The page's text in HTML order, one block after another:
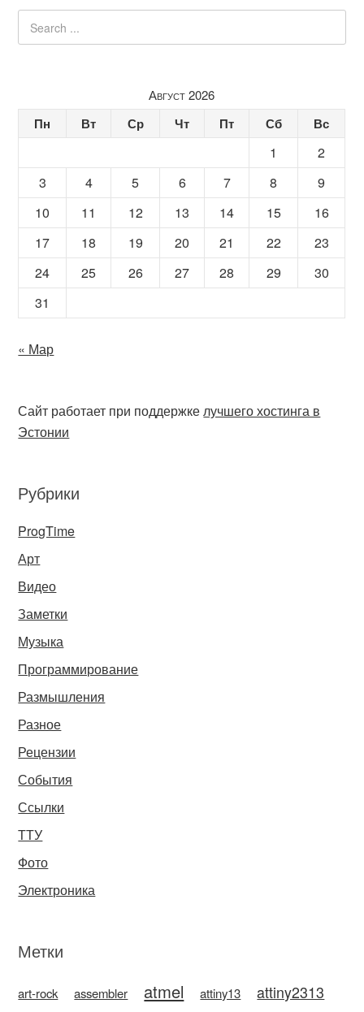
Август 2026
Пн Вт Ср Чт Пт Сб Вс
1
2
3
4 5 6 7 8
9
10
11 12 13 14 15
16
17
18 19 20 21 22
23
24
25 26 27 28 29
30
31
« Мар
Сайт работает при поддержкелучшего хостинга в
Эстонии
Рубрики
ProgTime
Арт
Видео
Заметки
Музыка
Программирование
Размышления
Разное
Рецензии
События
Ссылки
ТТУ
Фото
Электроника
Метки
art-rock assembler atmel attiny13 attiny2313